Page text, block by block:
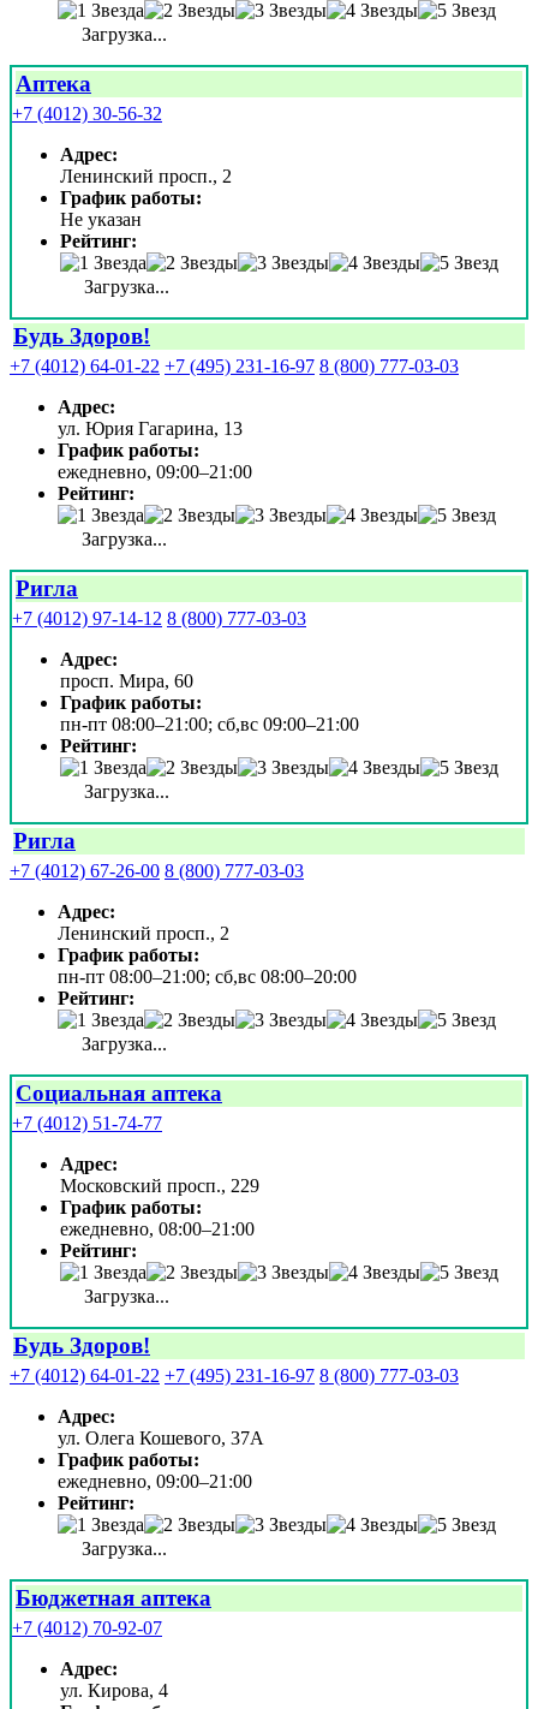
Загрузка...
Аптека
+7 (4012) 30-56-32
Адрес:
Ленинский просп., 2
График работы:
Не указан
Рейтинг:
Загрузка...
Будь Здоров!
+7 (4012) 64-01-22 +7 (495) 231-16-97 8 (800) 777-03-03
Адрес:
ул. Юрия Гагарина, 13
График работы:
ежедневно, 09:00–21:00
Рейтинг:
Загрузка...
Ригла
+7 (4012) 97-14-12 8 (800) 777-03-03
Адрес:
просп. Мира, 60
График работы:
пн-пт 08:00–21:00; сб,вс 09:00–21:00
Рейтинг:
Загрузка...
Ригла
+7 (4012) 67-26-00 8 (800) 777-03-03
Адрес:
Ленинский просп., 2
График работы:
пн-пт 08:00–21:00; сб,вс 08:00–20:00
Рейтинг:
Загрузка...
Социальная аптека
+7 (4012) 51-74-77
Адрес:
Московский просп., 229
График работы:
ежедневно, 08:00–21:00
Рейтинг:
Загрузка...
Будь Здоров!
+7 (4012) 64-01-22 +7 (495) 231-16-97 8 (800) 777-03-03
Адрес:
ул. Олега Кошевого, 37А
График работы:
ежедневно, 09:00–21:00
Рейтинг:
Загрузка...
Бюджетная аптека
+7 (4012) 70-92-07
Адрес:
ул. Кирова, 4